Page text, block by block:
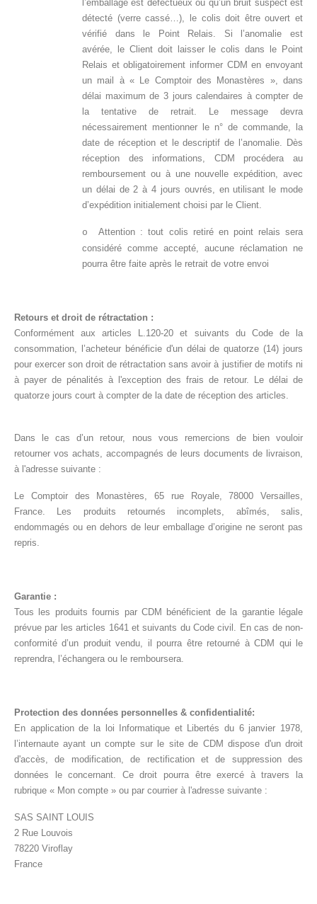
l’emballage est défectueux ou qu’un bruit suspect est
détecté (verre cassé…), le colis doit être ouvert et
vérifié dans le Point Relais. Si l’anomalie est
avérée, le Client doit laisser le colis dans le Point
Relais et obligatoirement informer CDM en envoyant
un mail à « Le Comptoir des Monastères », dans
délai maximum de 3 jours calendaires à compter de
la tentative de retrait. Le message devra
nécessairement mentionner le n° de commande, la
date de réception et le descriptif de l’anomalie. Dès
réception des informations, CDM procédera au
remboursement ou à une nouvelle expédition, avec
un délai de 2 à 4 jours ouvrés, en utilisant le mode
d’expédition initialement choisi par le Client.
o
Attention : tout colis retiré en point relais sera
considéré comme accepté, aucune réclamation ne
pourra être faite après le retrait de votre envoi
Retours et droit de rétractation :
Conformément aux articles L.120-20 et suivants du Code de la
consommation, l’acheteur bénéficie d'un délai de quatorze (14) jours
pour exercer son droit de rétractation sans avoir à justifier de motifs ni
à payer de pénalités à l'exception des frais de retour. Le délai de
quatorze jours court à compter de la date de réception des articles.
Dans le cas d’un retour, nous vous remercions de bien vouloir
retourner vos achats, accompagnés de leurs documents de livraison,
à l'adresse suivante :
Le Comptoir des Monastères, 65 rue Royale, 78000 Versailles,
France. Les produits retournés incomplets, abîmés, salis,
endommagés ou en dehors de leur emballage d’origine ne seront pas
repris.
Garantie :
Tous les produits fournis par CDM bénéficient de la garantie légale
prévue par les articles 1641 et suivants du Code civil. En cas de non-
conformité d’un produit vendu, il pourra être retourné à CDM qui le
reprendra, l’échangera ou le remboursera.
Protection des données personnelles & confidentialité:
En application de la loi Informatique et Libertés du 6 janvier 1978,
l’internaute ayant un compte sur le site de CDM dispose d'un droit
d'accès, de modification, de rectification et de suppression des
données le concernant. Ce droit pourra être exercé à travers la
rubrique « Mon compte » ou par courrier à l'adresse suivante :
SAS SAINT LOUIS
2 Rue Louvois
78220 Viroflay
France